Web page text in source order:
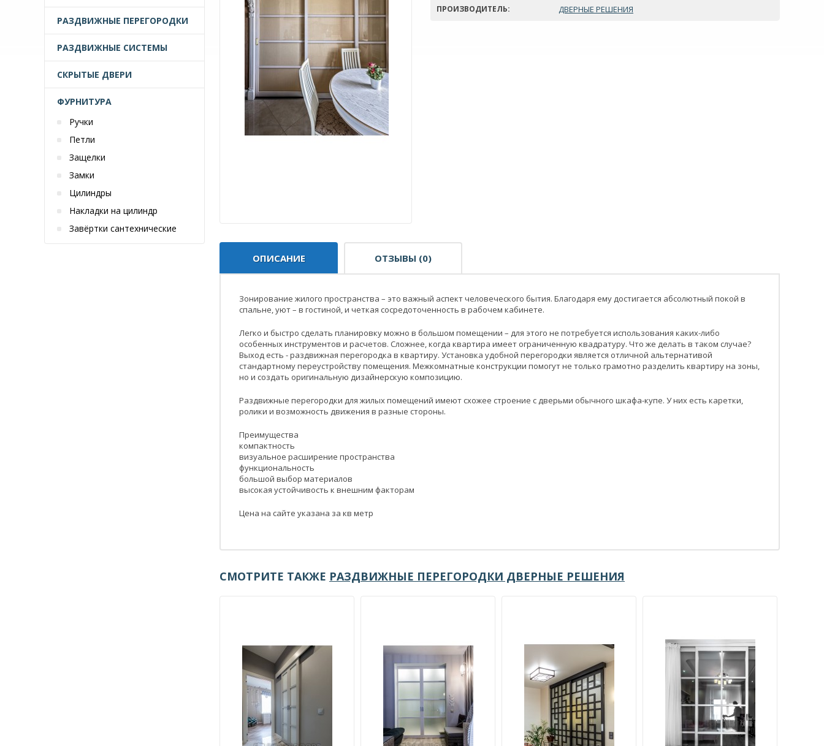
РАЗДВИЖНЫЕ ПЕРЕГОРОДКИ
РАЗДВИЖНЫЕ СИСТЕМЫ
СКРЫТЫЕ ДВЕРИ
ФУРНИТУРА
Ручки
Петли
Защелки
Замки
Цилиндры
Накладки на цилиндр
Завёртки сантехнические
ПРОИЗВОДИТЕЛЬ: ДВЕРНЫЕ РЕШЕНИЯ
ОПИСАНИЕ ОТЗЫВЫ (0)
Зонирование жилого пространства – это важный аспект человеческого бытия. Благодаря ему достигается абсолютный покой в
спальне, уют – в гостиной, и четкая сосредоточенность в рабочем кабинете.
Легко и быстро сделать планировку можно в большом помещении – для этого не потребуется использования каких-либо
особенных инструментов и расчетов. Сложнее, когда квартира имеет ограниченную квадратуру. Что же делать в таком случае?
Выход есть - раздвижная перегородка в квартиру. Установка удобной перегородки является отличной альтернативой
стандартному переустройству помещения. Межкомнатные конструкции помогут не только грамотно разделить квартиру на зоны,
но и создать оригинальную дизайнерскую композицию.
Раздвижные перегородки для жилых помещений имеют схожее строение с дверьми обычного шкафа-купе. У них есть каретки,
ролики и возможность движения в разные стороны.
Преимущества
компактность
визуальное расширение пространства
функциональность
большой выбор материалов
высокая устойчивость к внешним факторам
Цена на сайте указана за кв метр
СМОТРИТЕ ТАКЖЕ РАЗДВИЖНЫЕ ПЕРЕГОРОДКИ ДВЕРНЫЕ РЕШЕНИЯ